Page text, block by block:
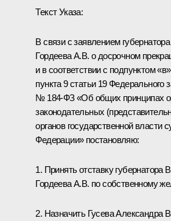
Текст Указа:
В связи с заявлением
Гордеева А.В. о досрочном
и в соответствии с подпунктом
пункта 9 статьи 19 Федерального
№ 184-ФЗ «Об общих принципах
законодательных
органов государственной власти
Федерации» постановляю:
1. Принять отставку губернатора
Гордеева А.В. по собственному
2. Назначить Гусева Александра